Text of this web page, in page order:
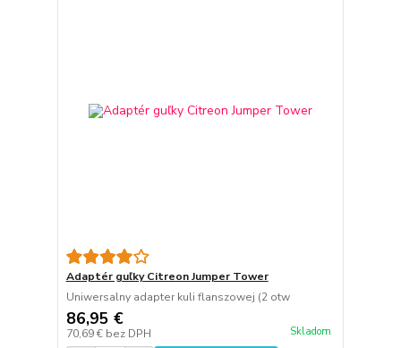
Adaptér guľky Citreon Jumper Tower
Uniwersalny adapter kuli flanszowej (2 otw
86,95 €
70,69 € bez DPH Skladom